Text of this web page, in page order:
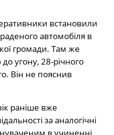
встановили
автомобіля в
громади. Там же
угону, 28-річного
Він не пояснив
раніше вже
за аналогічні
в учиненні